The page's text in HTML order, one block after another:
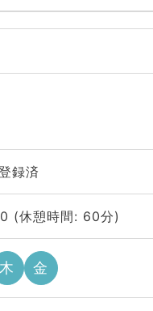
録済
(休憩時間: 60分)
木 金